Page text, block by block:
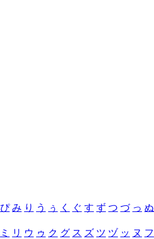
ぴ み り う ぅ く ぐ す ず つ づ っ ぬ
ミ リ ウ ゥ ク グ ス ズ ツ ヅ ッ ヌ フ